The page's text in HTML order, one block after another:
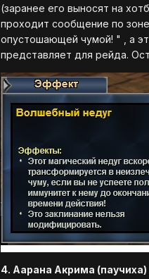
(заранее его выносят на
проходит сообщение по
опустошающей чумой! " , а
представляет для рейда.
4. Аарана Акрима (паучиха)